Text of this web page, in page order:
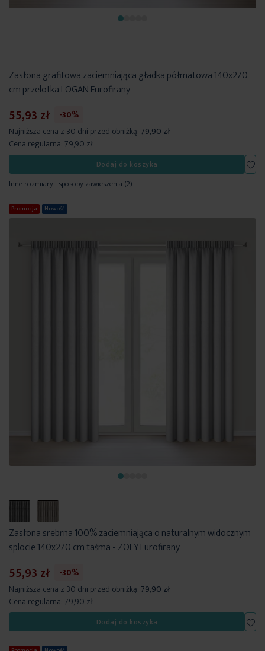
Zasłona grafitowa zaciemniająca gładka półmatowa 140x270
cm przelotka LOGAN Eurofirany
55,93 zł
-30%
Najniższa cena z 30 dni przed obniżką: 79,90 zł
Cena regularna: 79,90 zł
Dodaj do koszyka
Inne rozmiary i sposoby zawieszenia (2)
Promocja Nowość
Zasłona srebrna 100% zaciemniająca o naturalnym widocznym
splocie 140x270 cm taśma - ZOEY Eurofirany
55,93 zł
-30%
Najniższa cena z 30 dni przed obniżką: 79,90 zł
Cena regularna: 79,90 zł
Dodaj do koszyka